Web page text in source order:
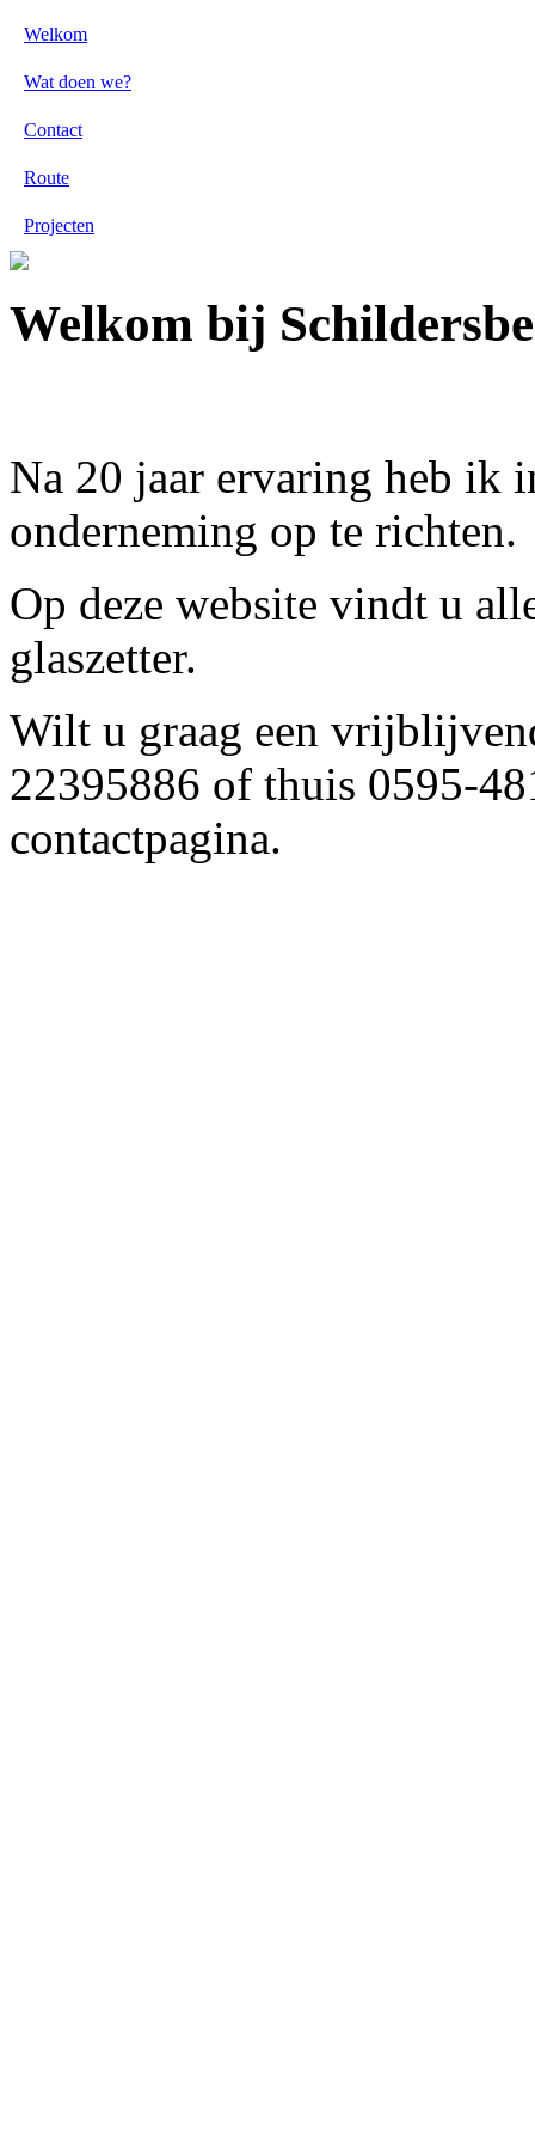
Welkom
Wat doen we?
Contact
Route
Projecten
Welkom bij
Na 20 jaar ervaring heb ik
onderneming op te richten.
Op deze website vindt u
glaszetter.
Wilt u graag een
22395886 of thuis 0595-
contactpagina.